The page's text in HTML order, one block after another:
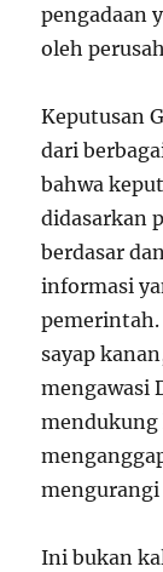
pengadaan
oleh
Keputusan
dari
bahwa
didasarkan
berdasar
informasi
pemerintah.
sayap
mengawasi
Ini bukan